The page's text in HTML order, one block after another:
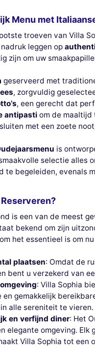
Menu met
troeven van Villa
leggen op
zijn om uw
geserveerd met
, zorgvuldig
, een gerecht dat
antipasti om de maaltijd
met een zoete
is
selectie alles
te begeleiden, evenals
is een van de meest
bekend om zijn
het essentieel is om
plaatsen: Omdat de
bent u verzekerd van
: Villa Sophia
en gemakkelijk
alle sereniteit te vieren.
en verfijnd diner: Het
elegante omgeving.
Villa Sophia tot een